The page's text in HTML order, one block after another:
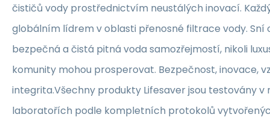
čističů vody prostřednictvím neustálých inovací.
globálním lídrem v oblasti přenosné filtrace vody. Sní
bezpečná a čistá pitná voda samozřejmostí, nikoli
komunity mohou prosperovat. Bezpečnost, inovace,
integrita.Všechny produkty Lifesaver jsou testovány v
laboratořích podle kompletních protokolů